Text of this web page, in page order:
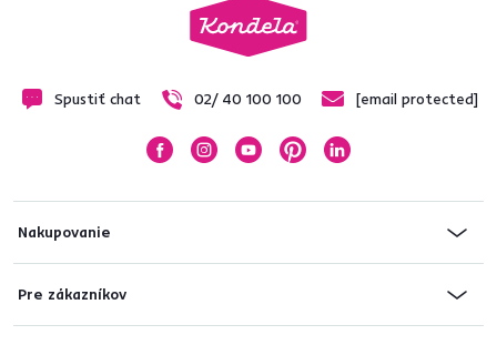
Spustiť chat 02/ 40 100 100 [email protected]
Nakupovanie
Pre zákazníkov